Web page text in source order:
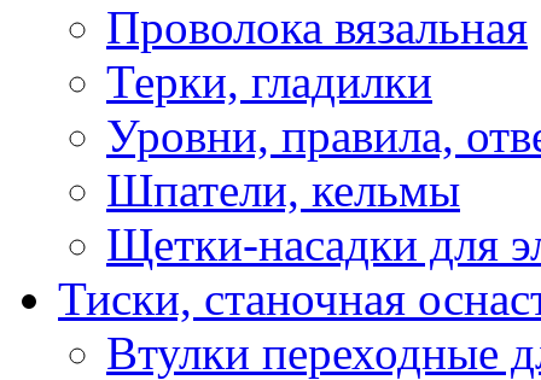
Проволока вязальная
Терки, гладилки
Уровни, правила,
Шпатели, кельмы
Щетки-насадки для
Тиски, станочная
Втулки переходные